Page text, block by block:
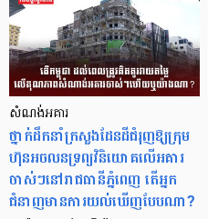
សំណង់អគារ
ថ្នាក់ដឹកនាំក្រសួងដែនដីជំរុញឱ្យក្រុម
ហ៊ុនអចលនទ្រព្យវិនិយោគលើអគារ
ចាស់ៗនៅរាជធានីភ្នំពេញ តើអ្នក
ជំនាញមានការយល់ឃើញបែបណា?